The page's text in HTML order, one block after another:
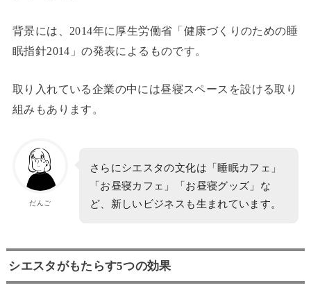
背景には、2014年に厚生労働省「健康づくりのための睡
眠指針2014」の発表によるものです。
取り入れている企業の中には昼寝スペースを設ける取り
組みもあります。
だんご
さらにシエスタの文化は「睡眠カフェ」
「お昼寝カフェ」「お昼寝グッズ」な
ど、新しいビジネスも生まれています。
シエスタがもたらす5つの効果